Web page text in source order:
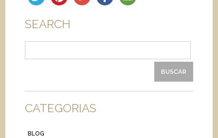
SEARCH
CATEGORIAS
BLOG